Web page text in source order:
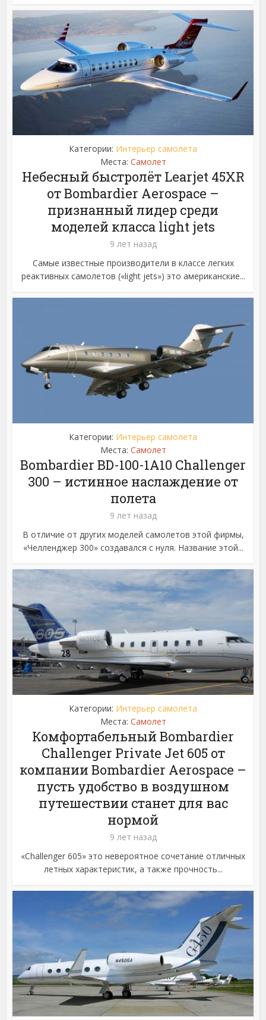
Категории: Интерьер самолета
Места: Самолет
Небесный быстролёт Learjet 45XR
от Bombardier Aerospace –
признанный лидер среди
моделей класса light jets
9 лет назад
Самые известные производители в классе легких
реактивных самолетов («light jets») это американские...
Категории: Интерьер самолета
Места: Самолет
Bombardier BD-100-1A10 Challenger
300 – истинное наслаждение от
полета
9 лет назад
В отличие от других моделей самолетов этой фирмы,
«Челленджер 300» создавался с нуля. Название этой...
Категории: Интерьер самолета
Места: Самолет
Комфортабельный Bombardier
Challenger Private Jet 605 от
компании Bombardier Aerospace –
пусть удобство в воздушном
путешествии станет для вас
нормой
9 лет назад
«Challenger 605» это невероятное сочетание отличных
летных характеристик, а также прочность...